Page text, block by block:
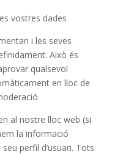
vostres dades
i les seves
Això és
qualsevol
en lloc de
al nostre lloc web (si
la informació
perfil d’usuari. Tots